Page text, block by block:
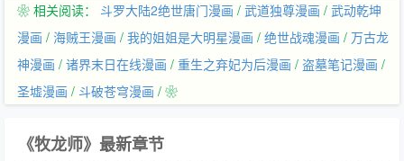
❀ 相关阅读： 斗罗大陆2绝世唐门漫画 / 武道独尊漫画 / 武动乾坤
漫画 / 海贼王漫画 / 我的姐姐是大明星漫画 / 绝世战魂漫画 / 万古龙
神漫画 / 诸界末日在线漫画 / 重生之弃妃为后漫画 / 盗墓笔记漫画 /
圣墟漫画 / 斗破苍穹漫画 / ❀
《牧龙师》最新章节